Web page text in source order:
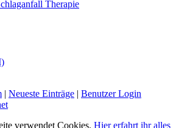
Therapie
| Neueste Einträge | Benutzer Login
verwendet Cookies. Hier erfahrt ihr alles